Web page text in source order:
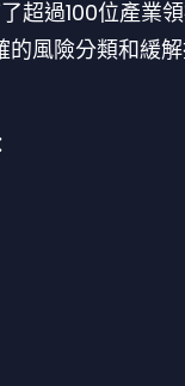
了超過100位產業
的風險分類和緩